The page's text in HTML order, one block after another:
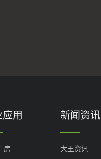
用
房
新闻资讯
大王资讯